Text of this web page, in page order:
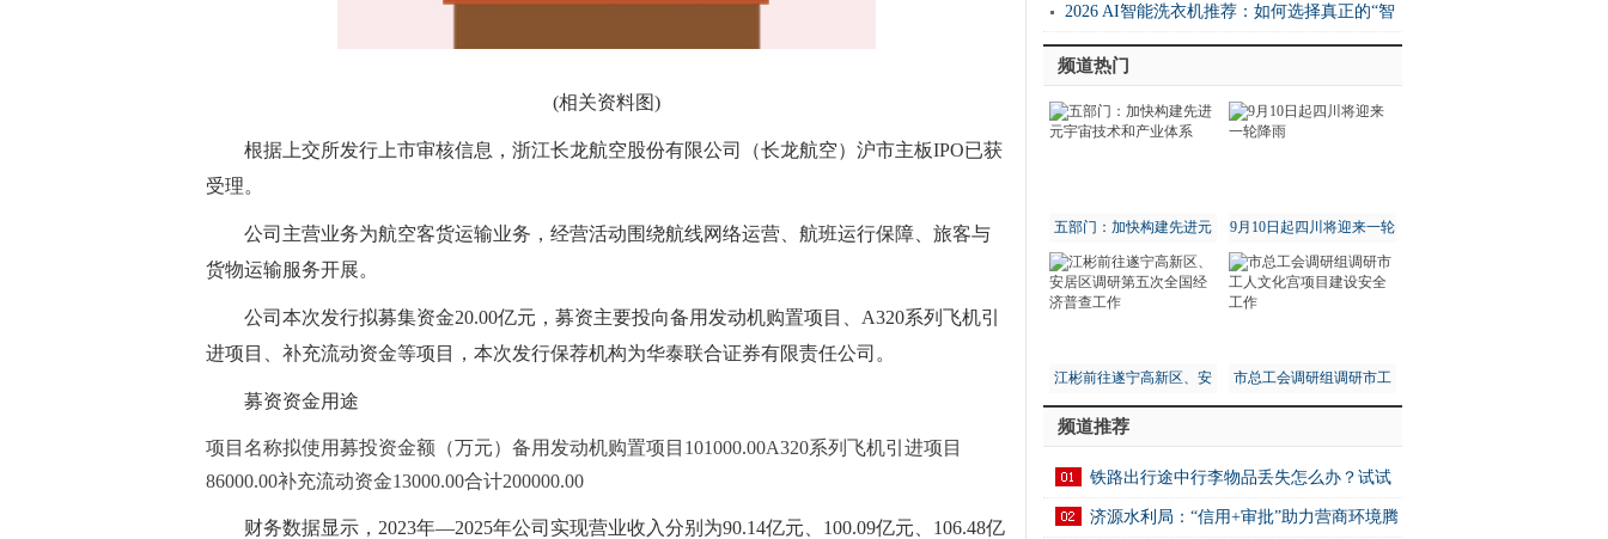
(相关资料图)
根据上交所发行上市审核信息，浙江长龙航空股份有限公司（长龙航空）沪市主板IPO已获
受理。
公司主营业务为航空客货运输业务，经营活动围绕航线网络运营、航班运行保障、旅客与
货物运输服务开展。
公司本次发行拟募集资金20.00亿元，募资主要投向备用发动机购置项目、A320系列飞机引
进项目、补充流动资金等项目，本次发行保荐机构为华泰联合证券有限责任公司。
募资资金用途
项目名称拟使用募投资金额（万元）备用发动机购置项目101000.00A320系列飞机引进项目
86000.00补充流动资金13000.00合计200000.00
财务数据显示，2023年—2025年公司实现营业收入分别为90.14亿元、100.09亿元、106.48亿
证书 重构空调行业价值坐标系
2026 AI智能洗衣机推荐：如何选择真正的“智
能”洗衣机？
频道热门
五部门：加快构建先进元
宇宙技术和产业体系
9月10日起四川将迎来一轮
降雨
江彬前往遂宁高新区、安
居区调研第五次全国经济
普查工作
市总工会调研组调研市工
人文化宫项目建设安全工
频道推荐
铁路出行途中行李物品丢失怎么办？试试
用12306App找回
济源水利局：“信用+审批”助力营商环境腾